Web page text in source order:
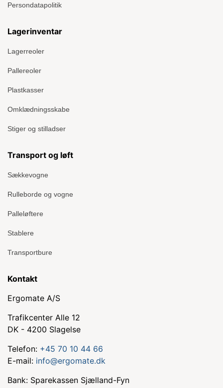
Persondatapolitik
Lagerinventar
Lagerreoler
Pallereoler
Plastkasser
Omklædningsskabe
Stiger og stilladser
Transport og løft
Sækkevogne
Rulleborde og vogne
Palleløftere
Stablere
Transportbure
Kontakt
Ergomate A/S
Trafikcenter Alle 12
DK - 4200 Slagelse
Telefon: +45 70 10 44 66
E-mail: info@ergomate.dk
Bank: Sparekassen Sjælland-Fyn